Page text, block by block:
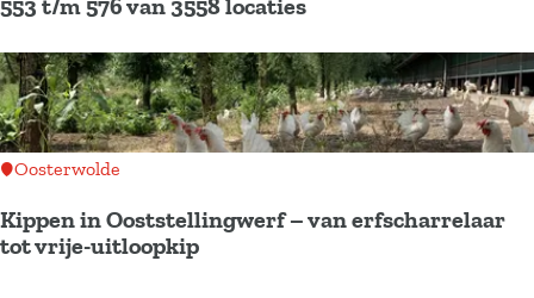
o
p
z
o
e
k
n
a
r
e
e
n
553 t/m 576 van 3558 locaties
Kippen in Ooststellingwerf – van erfscharrelaar
tot vrije-uitloopkip
Oosterwolde